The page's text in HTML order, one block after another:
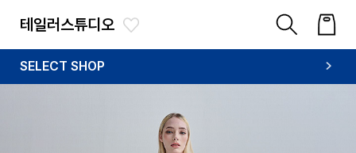
테일러스튜디오
SELECT SHOP